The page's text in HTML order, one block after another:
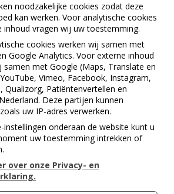
Zorg Online Beheer
Cookie-instellingen|Voorwaarden
noodzakelijke cookies zodat deze
kan werken. Voor analytische cookies
inhoud vragen wij uw toestemming.
cookies werken wij samen met
Google Analytics. Voor externe inhoud
samen met Google (Maps, Translate en
Vimeo, Facebook, Instagram,
Qualizorg, Patiëntenvertellen en
Deze partijen kunnen
uw IP-adres verwerken.
instellingen onderaan de website kunt u
uw toestemming intrekken of
over onze Privacy- en